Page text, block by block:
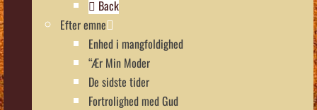
Back
Efter emne
Enhed i mangfoldighed
“Ær Min Moder
De sidste tider
Fortrolighed med Gud